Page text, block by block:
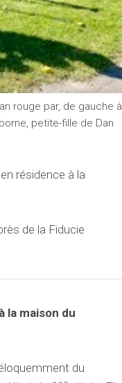
rouge par, de gauche à
petite-fille de Dan
résidence à la
de la Fiducie
la maison du
du